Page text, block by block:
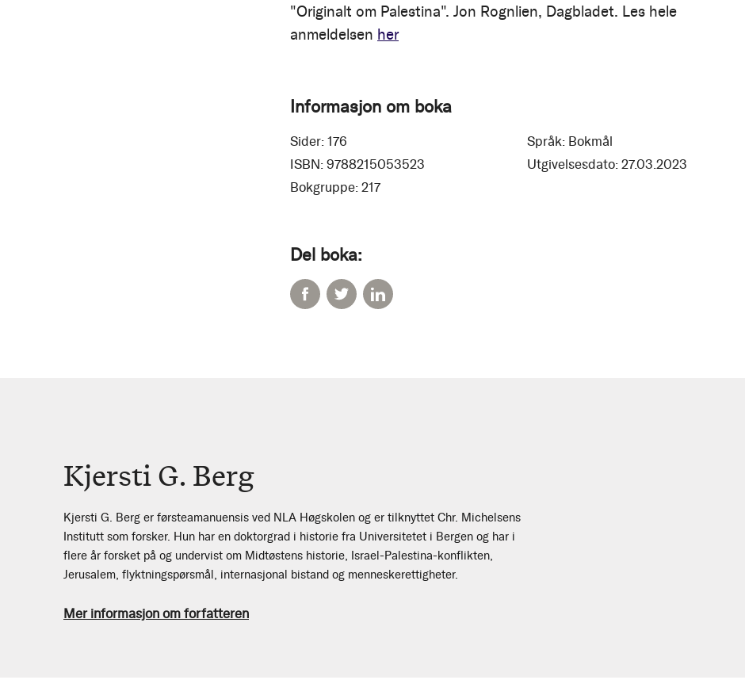
"Originalt om Palestina". Jon Rognlien, Dagbladet. Les hele
anmeldelsen her
Informasjon om boka
Sider: 176 Språk: Bokmål
ISBN: 9788215053523 Utgivelsesdato: 27.03.2023
Bokgruppe: 217
Del boka:
Kjersti G. Berg
Kjersti G. Berg er førsteamanuensis ved NLA Høgskolen og er tilknyttet Chr. Michelsens
Institutt som forsker. Hun har en doktorgrad i historie fra Universitetet i Bergen og har i
flere år forsket på og undervist om Midtøstens historie, Israel-Palestina-konflikten,
Jerusalem, flyktningspørsmål, internasjonal bistand og menneskerettigheter.
Mer informasjon om forfatteren